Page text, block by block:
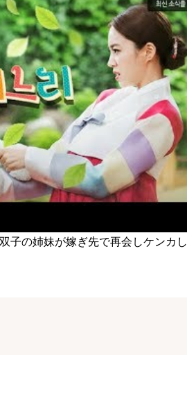
그려도 (Miss You In My Heart)
演で話題 Big News TV
子の姉妹が嫁ぎ先で再会しケンカし